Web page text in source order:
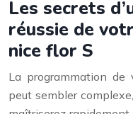
Les secrets
réussie de
nice flor S
La programmation de
peut sembler